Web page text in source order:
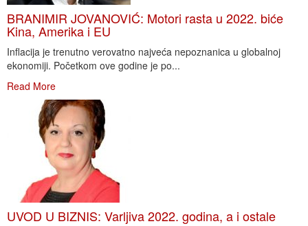
BRANIMIR JOVANOVIĆ: Motori rasta u 2022. biće
Kina, Amerika i EU
Inflacija je trenutno verovatno najveća nepoznanica u globalnoj
ekonomiji. Početkom ove godine je po...
Read More
UVOD U BIZNIS: Varljiva 2022. godina, a i ostale